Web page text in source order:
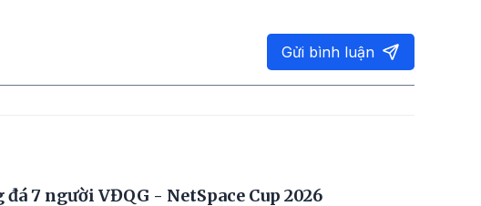
Gửi bình luận
7 người VĐQG - NetSpace Cup 2026